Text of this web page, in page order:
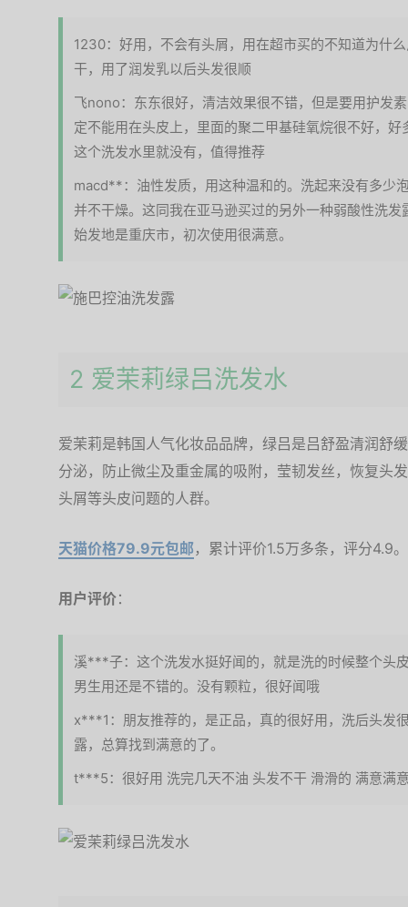
1230：好用，不会有头屑，用在超市买的不知道为什
干，用了润发乳以后头发很顺
飞nono：东东很好，清洁效果很不错，但是要用护发
定不能用在头皮上，里面的聚二甲基硅氧烷很不好，
这个洗发水里就没有，值得推荐
macd**：油性发质，用这种温和的。洗起来没有多少
并不干燥。这同我在亚马逊买过的另外一种弱酸性洗
始发地是重庆市，初次使用很满意。
2 爱茉莉绿吕洗发水
爱茉莉是韩国人气化妆品品牌，绿吕是吕舒盈清润舒
分泌，防止微尘及重金属的吸附，莹韧发丝，恢复头
头屑等头皮问题的人群。
天猫价格79.9元包邮 ，累计评价1.5万多条，评分4.9。
用户评价：
溪***子：这个洗发水挺好闻的，就是洗的时候整个头
男生用还是不错的。没有颗粒，很好闻哦
x***1：朋友推荐的，是正品，真的很好用，洗后头发
露，总算找到满意的了。
t***5：很好用 洗完几天不油 头发不干 滑滑的 满意满